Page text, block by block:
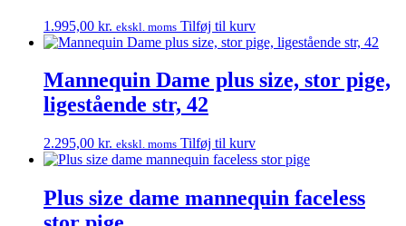
1.995,00 kr. ekskl. moms Tilføj til kurv
Mannequin Dame plus size, stor pige,
ligestående str, 42
2.295,00 kr. ekskl. moms Tilføj til kurv
Plus size dame mannequin faceless